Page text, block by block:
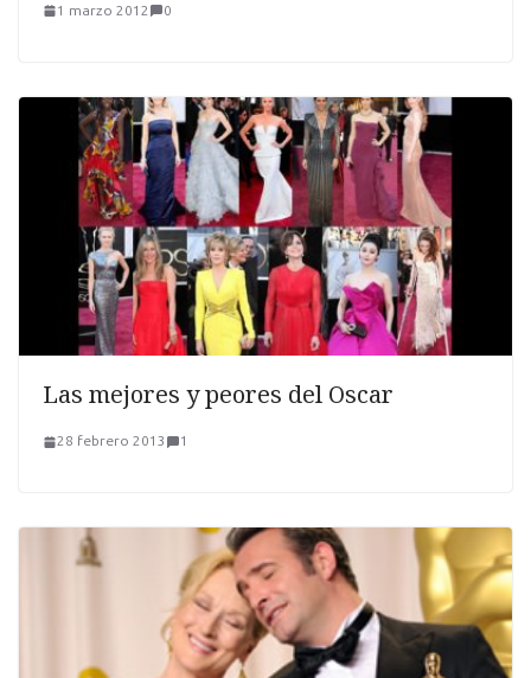
1 marzo 2012 0
Las mejores y peores del Oscar
28 febrero 2013 1